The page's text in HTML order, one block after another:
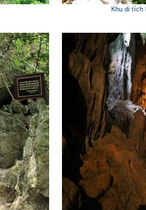
Khu di tích